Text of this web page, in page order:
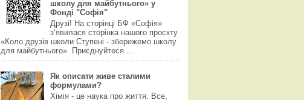
школу для майбутнього» у
Фонді "Софія"
Друзі! На сторінці БФ «Софія»
з‘явилася сторінка нашого проєкту
«Коло друзів школи Ступені - збережемо школу
для майбутнього». Приєднуйтеся ...
Як описати живе сталими
формулами?
Хімія - це наука про життя. Все,